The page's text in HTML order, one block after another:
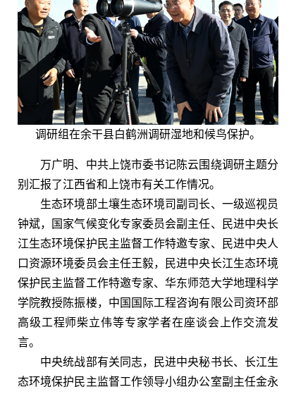
调研组在余干县白鹤洲调研湿地和候鸟保护。
万广明、中共上饶市委书记陈云围绕调研主题分
别汇报了江西省和上饶市有关工作情况。
生态环境部土壤生态环境司副司长、一级巡视员
钟斌，国家气候变化专家委员会副主任、民进中央长
江生态环境保护民主监督工作特邀专家、民进中央人
口资源环境委员会主任王毅，民进中央长江生态环境
保护民主监督工作特邀专家、华东师范大学地理科学
学院教授陈振楼，中国国际工程咨询有限公司资环部
高级工程师柴立伟等专家学者在座谈会上作交流发
言。
中央统战部有关同志，民进中央秘书长、长江生
态环境保护民主监督工作领导小组办公室副主任金永